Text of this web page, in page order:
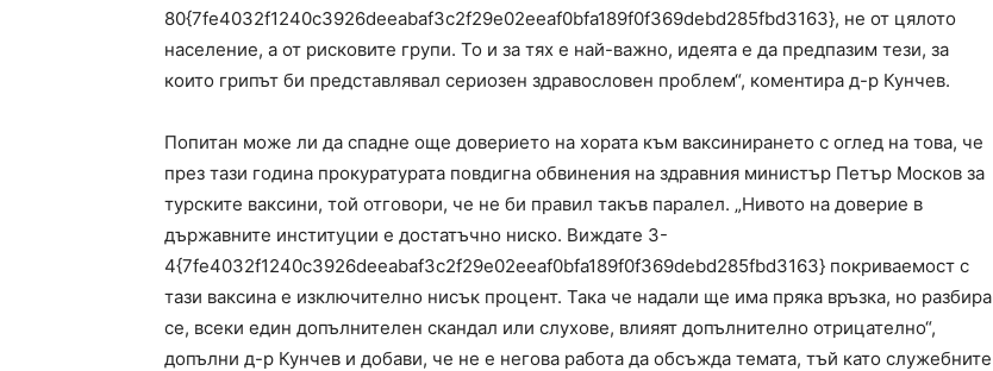
80{7fe4032f1240c3926deeabaf3c2f29e02eeaf0bfa189f0f369debd285fbd3163}, не от цялото
население, а от рисковите групи. То и за тях е най-важно, идеята е да предпазим тези, за
които грипът би представлявал сериозен здравословен проблем“, коментира д-р Кунчев.
Попитан може ли да спадне още доверието на хората към ваксинирането с оглед на това, че
през тази година прокуратурата повдигна обвинения на здравния министър Петър Москов за
турските ваксини, той отговори, че не би правил такъв паралел. „Нивото на доверие в
държавните институции е достатъчно ниско. Виждате 3-
4{7fe4032f1240c3926deeabaf3c2f29e02eeaf0bfa189f0f369debd285fbd3163} покриваемост с
тази ваксина е изключително нисък процент. Така че надали ще има пряка връзка, но разбира
се, всеки един допълнителен скандал или слухове, влияят допълнително отрицателно“,
допълни д-р Кунчев и добави, че не е негова работа да обсъжда темата, тъй като служебните